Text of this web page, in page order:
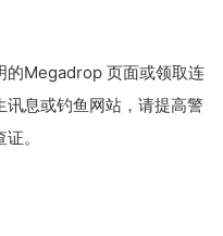
的Megadrop 页面或领取连
息或钓鱼网站，请提高警
。